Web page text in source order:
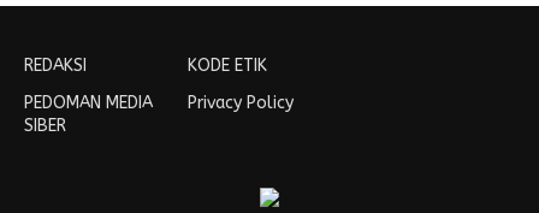
REDAKSI
PEDOMAN MEDIA
SIBER
KODE ETIK
Privacy Policy